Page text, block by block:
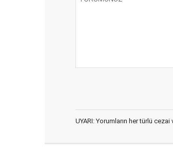
UYARI: Yorumların her türlü